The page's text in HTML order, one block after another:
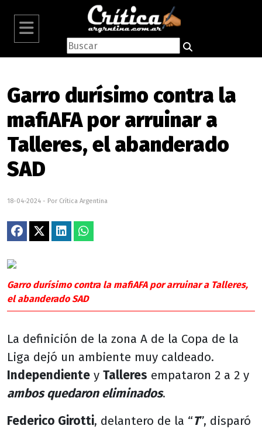
Garro durísimo contra la
mafiAFA por arruinar a
Talleres, el abanderado
SAD
18-04-2024 - Por Crítica Argentina
Garro durísimo contra la mafiAFA por arruinar a Talleres,
el abanderado SAD
La definición de la zona A de la Copa de la
Liga dejó un ambiente muy caldeado.
Independiente y Talleres empataron 2 a 2 y
ambos quedaron eliminados.
Federico Girotti, delantero de la “T”, disparó